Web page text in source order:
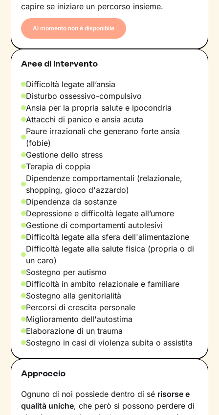
capire se iniziare un percorso insieme.
Al momento non è disponibile
Aree di intervento
Difficoltà legate all’ansia
Disturbo ossessivo-compulsivo
Ansia per la propria salute e ipocondria
Attacchi di panico e ansia acuta
Paure irrazionali che generano forte ansia
(fobie)
Gestione dello stress
Terapia di coppia
Dipendenze comportamentali (relazionale,
shopping, gioco d'azzardo)
Dipendenza da sostanze
Depressione e difficoltà legate all’umore
Gestione di comportamenti autolesivi
Difficoltà legate alla sfera dell'alimentazione
Difficoltà legate alla salute fisica (propria o di
un caro)
Sostegno per autismo
Difficoltà in ambito relazionale e familiare
Sostegno alla genitorialità
Percorsi di crescita personale
Miglioramento dell'autostima
Elaborazione di un trauma
Sostegno in casi di violenza subita o assistita
Approccio
Ognuno di noi possiede dentro di sé risorse e
qualità uniche, che però si possono perdere di